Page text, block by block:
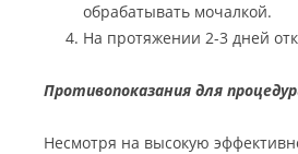
обрабатывать мочалкой.
На протяжении 2-3 дней
Противопоказания для
Несмотря на высокую